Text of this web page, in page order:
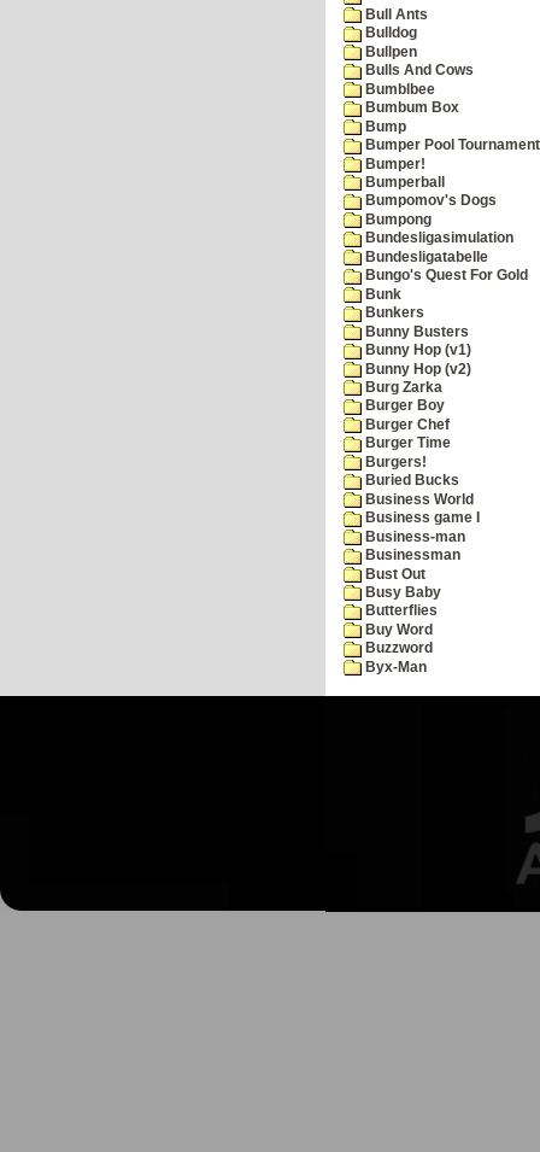
Bull Ants
Bulldog
Bullpen
Bulls And Cows
Bumblbee
Bumbum Box
Bump
Bumper Pool Tournament
Bumper!
Bumperball
Bumpomov's Dogs
Bumpong
Bundesligasimulation
Bundesligatabelle
Bungo's Quest For Gold
Bunk
Bunkers
Bunny Busters
Bunny Hop (v1)
Bunny Hop (v2)
Burg Zarka
Burger Boy
Burger Chef
Burger Time
Burgers!
Buried Bucks
Business World
Business game I
Business-man
Businessman
Bust Out
Busy Baby
Butterflies
Buy Word
Buzzword
Byx-Man